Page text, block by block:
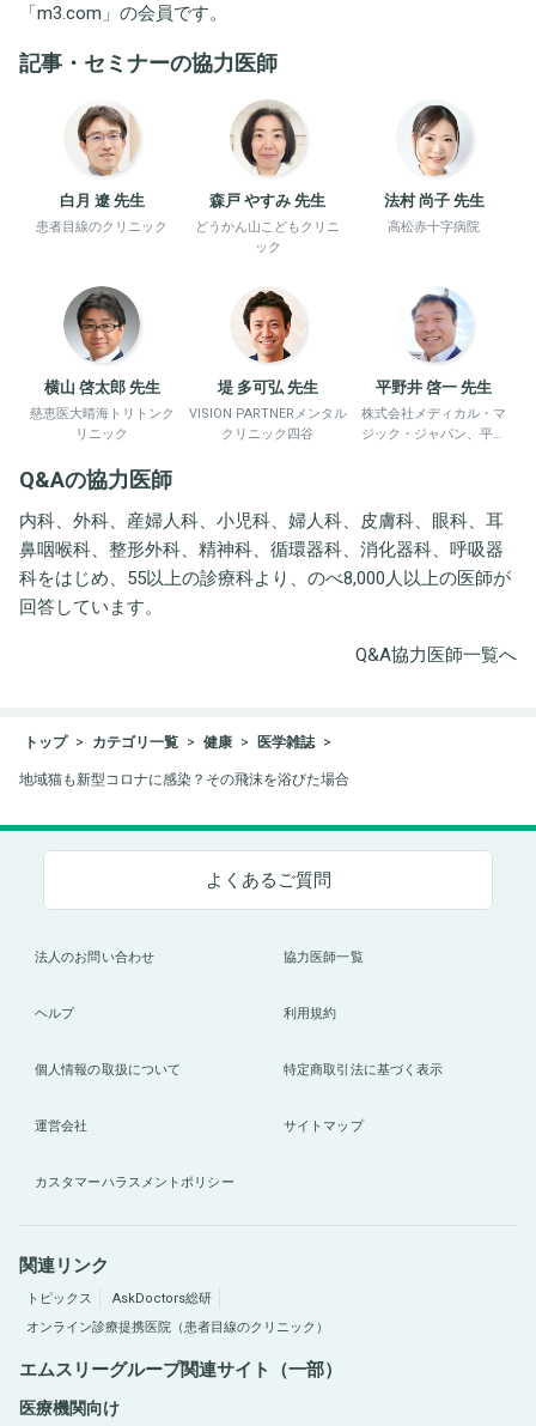
「m3.com 」の会員です。
記事・セミナーの協力医師
白月 遼 先生
患者目線のクリニック
森戸 やすみ 先生
どうかん山こどもクリニ
ック
法村 尚子 先生
高松赤十字病院
横山 啓太郎 先生
慈恵医大晴海トリトンク
リニック
堤 多可弘 先生
VISION PARTNERメンタル
クリニック四谷
平野井 啓一 先生
株式会社メディカル・マ
ジック・ジャパン、平野
Q&Aの協力医師
内科、外科、産婦人科、小児科、婦人科、皮膚科、眼科、耳
鼻咽喉科、整形外科、精神科、循環器科、消化器科、呼吸器
科をはじめ、55以上の診療科より、のべ8,000人以上の医師が
回答しています。
Q&A協力医師一覧へ
トップ カテゴリ一覧 健康 医学雑誌
地域猫も新型コロナに感染？その飛沫を浴びた場合
よくあるご質問
法人のお問い合わせ 協力医師一覧
ヘルプ 利用規約
個人情報の取扱について 特定商取引法に基づく表示
運営会社 サイトマップ
カスタマーハラスメントポリシー
関連リンク
トピックス
AskDoctors総研
オンライン診療提携医院（患者目線のクリニック）
エムスリーグループ関連サイト（一部）
医療機関向け